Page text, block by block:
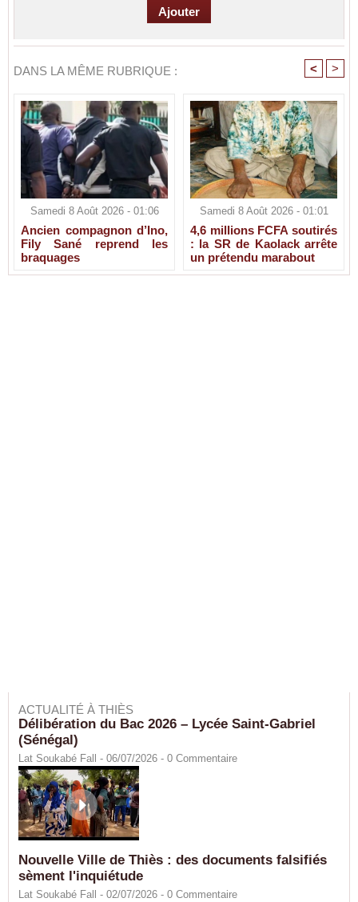
DANS LA MÊME RUBRIQUE : < >
Samedi 8 Août 2026 - 01:06
Ancien compagnon d’Ino,
Fily Sané reprend les
braquages
Samedi 8 Août 2026 - 01:01
4,6 millions FCFA soutirés
: la SR de Kaolack arrête
un prétendu marabout
ACTUALITÉ À THIÈS
Délibération du Bac 2026 – Lycée Saint-Gabriel
(Sénégal)
Lat Soukabé Fall - 06/07/2026 - 0 Commentaire
Nouvelle Ville de Thiès : des documents falsifiés
sèment l'inquiétude
Lat Soukabé Fall - 02/07/2026 - 0 Commentaire